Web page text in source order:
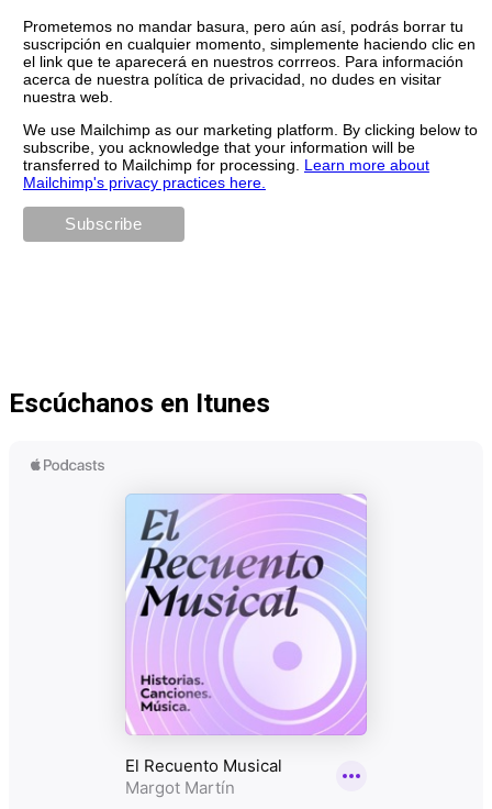
Prometemos no mandar basura, pero aún así, podrás borrar tu
suscripción en cualquier momento, simplemente haciendo clic en
el link que te aparecerá en nuestros corrreos. Para información
acerca de nuestra política de privacidad, no dudes en visitar
nuestra web.
We use Mailchimp as our marketing platform. By clicking below to
subscribe, you acknowledge that your information will be
transferred to Mailchimp for processing. Learn more about
Mailchimp's privacy practices here.
Escúchanos en Itunes